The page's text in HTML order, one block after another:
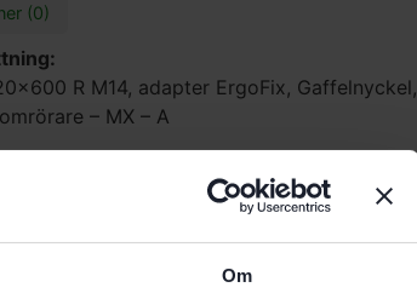
Om
(0)
R M14, adapter ErgoFix, Gaffelnyckel,
– MX – A
1:a/2:a växeln